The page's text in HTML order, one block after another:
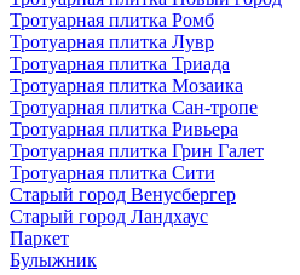
Тротуарная плитка Ромб
Тротуарная плитка Лувр
Тротуарная плитка Триада
Тротуарная плитка Мозаика
Тротуарная плитка Сан-тропе
Тротуарная плитка Ривьера
Тротуарная плитка Грин Галет
Тротуарная плитка Сити
Старый город Венусбергер
Старый город Ландхаус
Паркет
Булыжник